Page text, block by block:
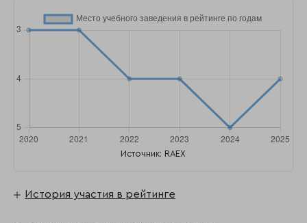
Источник: RAEX
История участия в рейтинге